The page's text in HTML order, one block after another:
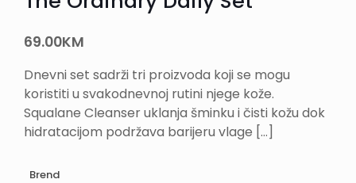
69.00KM
Dnevni set sadrži tri proizvoda koji se mogu
koristiti u svakodnevnoj rutini njege kože.
Squalane Cleanser uklanja šminku i čisti kožu dok
hidratacijom podržava barijeru vlage […]
Brend